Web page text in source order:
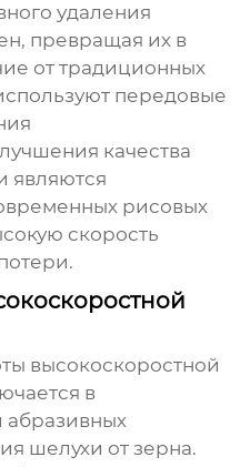
удаления
превращая их в
от традиционных
передовые
качества
являются
рисовых
скорость
высокоскоростной
в
абразивных
шелухи от зерна.